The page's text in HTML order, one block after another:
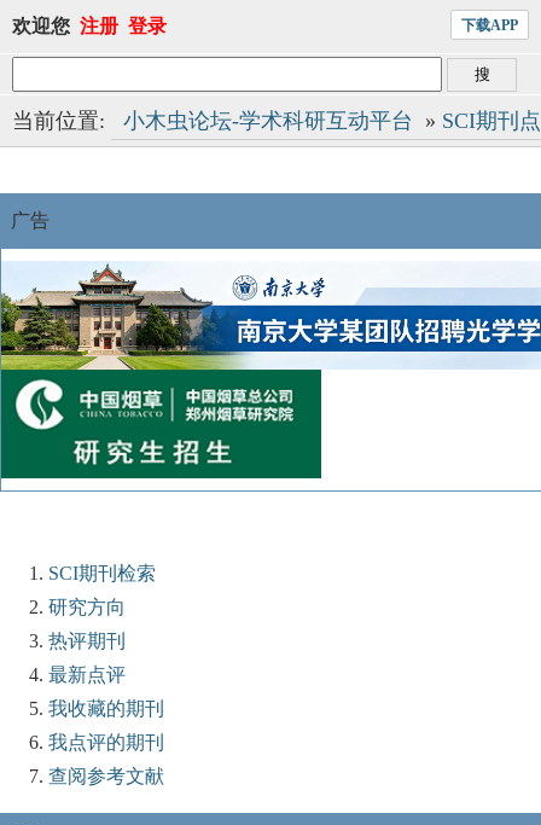
欢迎您 注册 登录 下载APP
当前位置: 小木虫论坛-学术科研互动平台 » SCI期刊
广告
SCI期刊检索
研究方向
热评期刊
最新点评
我收藏的期刊
我点评的期刊
查阅参考文献